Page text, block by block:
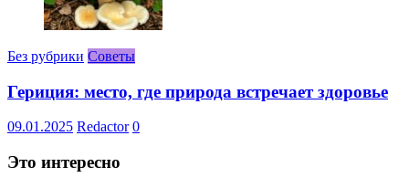
Без рубрики Советы
Гериция: место, где природа встречает здоровье
09.01.2025 Redactor 0
Это интересно